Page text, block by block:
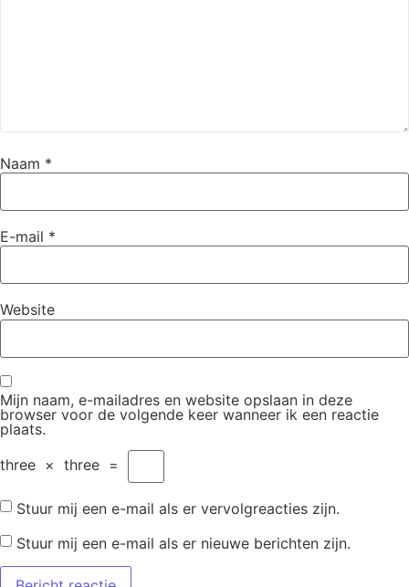
Naam *
E-mail *
Website
Mijn naam, e-mailadres en website opslaan in deze
browser voor de volgende keer wanneer ik een reactie
plaats.
three × three =
Stuur mij een e-mail als er vervolgreacties zijn.
Stuur mij een e-mail als er nieuwe berichten zijn.